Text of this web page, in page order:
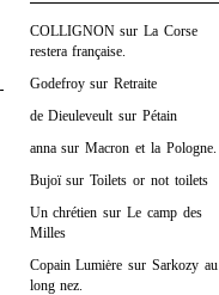
COLLIGNONsurLa Corse
restera française.
GodefroysurRetraite
de DieuleveultsurPétain
annasurMacron et la Pologne.
BujoïsurToilets or not toilets
Un chrétien surLe camp des
Milles
Copain Lumiėre surSarkozy au
long nez.